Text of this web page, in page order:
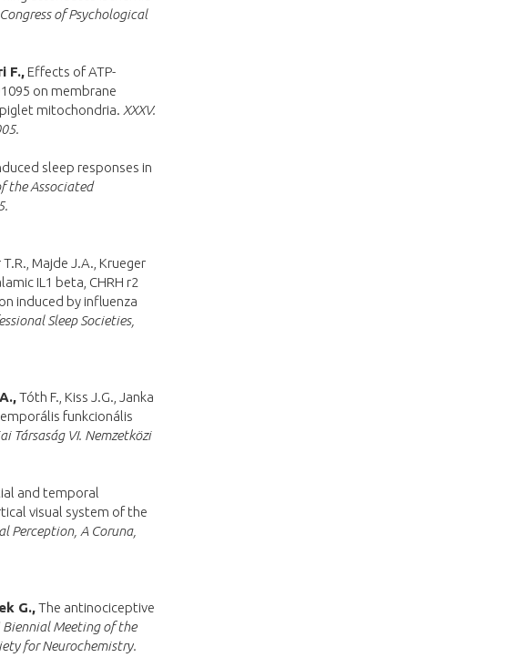
of Psychological
F., Effects of ATP-
on membrane
mitochondria. XXXV.
sleep responses in
the Associated
Majde J.A., Krueger
IL1 beta, CHRH r2
induced by influenza
Sleep Societies,
Tóth F., Kiss J.G., Janka
funkcionális
Társaság VI. Nemzetközi
and temporal
visual system of the
Perception, A Coruna,
G.,The antinociceptive
Biennial Meeting of the
for Neurochemistry.